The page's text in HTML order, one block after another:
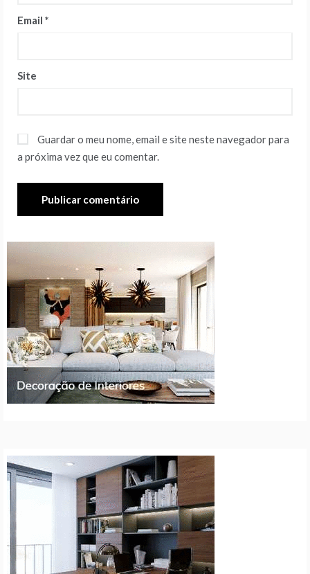
Email *
Site
Guardar o meu nome, email e site neste navegador para
a próxima vez que eu comentar.